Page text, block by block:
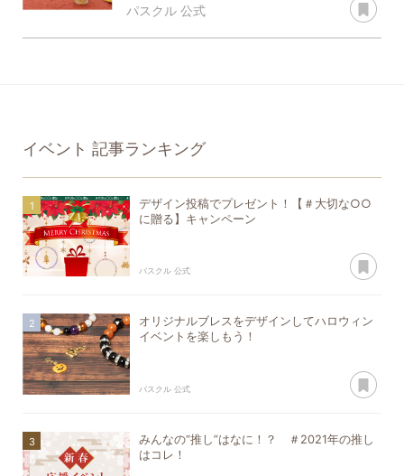
パスクル 公式
イベント 記事ランキング
デザイン投稿でプレゼント！【＃大切な○○
に贈る】キャンペーン
パスクル 公式
オリジナルブレスをデザインしてハロウィン
イベントを楽しもう！
パスクル 公式
みんなの“推し”はなに！？ ＃2021年の推し
はコレ！